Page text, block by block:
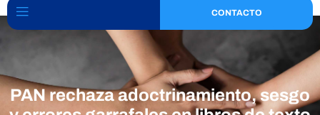
CONTACTO
PAN rechaza adoctrinamiento, sesgo